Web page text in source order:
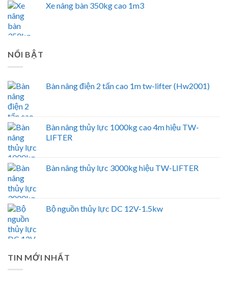
Xe nâng bàn 350kg cao 1m3
NỔI BẬT
Bàn nâng điện 2 tấn cao 1m tw-lifter (Hw2001)
Bàn nâng thủy lực 1000kg cao 4m hiệu TW-
LIFTER
Bàn nâng thủy lực 3000kg hiệu TW-LIFTER
Bộ nguồn thủy lực DC 12V-1.5kw
TIN MỚI NHẤT